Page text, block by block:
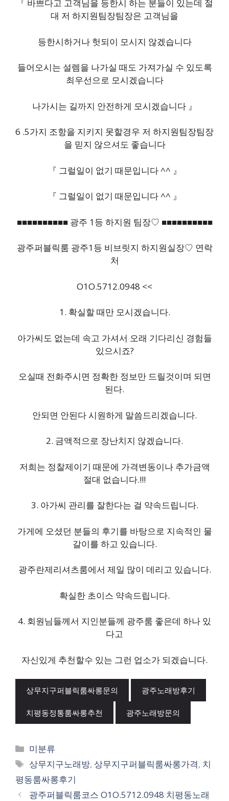
『 바쁘다고 고객님을 등한시 하는 분들이 있는데 절
대 저 하지원팀장팀장은 고객님을
등한시하거나 헛되이 모시지 않겠습니다
들어오시는 설렘을 나가실 때도 가져가실 수 있도록
최우선으로 모시겠습니다
나가시는 길까지 안전하게 모시겠습니다 』
6 .5가지 조항을 지키지 못할경우 저 하지원팀장팀장
을 믿지 않으셔도 좋습니다
『 그럴일이 없기 때문입니다 ^^ 』
『 그럴일이 없기 때문입니다 ^^ 』
■■■■■■■■■■ 광주 1등 하지원 팀장♡ ■■■■■■■■■■
광주퍼블릭룸 광주1등 비브릿지 하지원실장♡ 연락
처
O1O.5712.0948 <<
1. 확실할 때만 모시겠습니다.
아가씨도 없는데 속고 가셔서 오래 기다리신 경험들
있으시죠?
오실때 전화주시면 정확한 정보만 드릴것이며 되면
된다.
안되면 안된다 시원하게 말씀드리겠습니다.
2. 금액적으로 장난치지 않겠습니다.
저희는 정찰제이기 때문에 가격변동이나 추가금액
절대 없습니다.!!!
3. 아가씨 관리를 잘한다는 걸 약속드립니다.
가게에 오셨던 분들의 후기를 바탕으로 지속적인 물
갈이를 하고 있습니다.
광주란제리셔츠룸에서 제일 많이 데리고 있습니다.
확실한 초이스 약속드립니다.
4. 회원님들께서 지인분들께 광주룸 좋은데 하나 있
다고
자신있게 추천할수 있는 그런 업소가 되겠습니다.
상무지구퍼블릭룸싸롱문의 광주노래방후기
치평동정통룸싸롱추천 광주노래방문의
카
테
고
리
미분류
태
그
상무지구노래방, 상무지구퍼블릭룸싸롱가격, 치
평동룸싸롱후기
광주퍼블릭룸코스 O1O.5712.0948 치평동노래